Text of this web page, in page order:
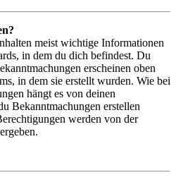
meist wichtige Informationen
in dem du dich befindest. Du
erscheinen oben
in dem sie erstellt wurden. Wie bei
hängt es von deinen
Bekanntmachungen erstellen
werden von der